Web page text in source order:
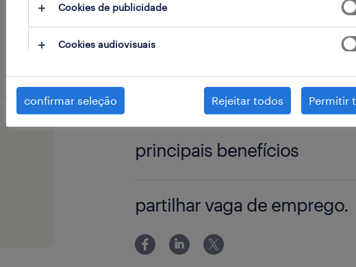
responsabilidades chave
- Operar em máquinas;
competências
Experiência em indústria;
equipa;
Disponibilidade para turno da
da noite
principais benefícios
Subsidio de Alimentação = 9€ / em
partilhar vaga de emprego.
Cookies de publicidade
Cookies audiovisuais
confirmar seleção Rejeitar todos Permitir